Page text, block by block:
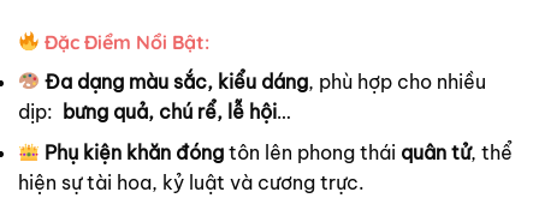
Đặc Điểm Nổi Bật:
Đa dạng màu sắc, kiểu dáng, phù hợp cho nhiều
dịp: bưng quả, chú rể, lễ hội…
Phụ kiện khăn đóng tôn lên phong thái quân tử, thể
hiện sự tài hoa, kỷ luật và cương trực.